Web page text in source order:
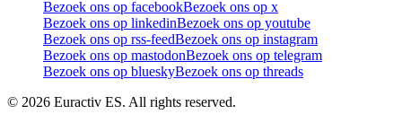
Bezoek ons op facebookBezoek ons op x
Bezoek ons op linkedinBezoek ons op youtube
Bezoek ons op rss-feedBezoek ons op instagram
Bezoek ons op mastodonBezoek ons op telegram
Bezoek ons op blueskyBezoek ons op threads
© 2026 Euractiv ES. All rights reserved.